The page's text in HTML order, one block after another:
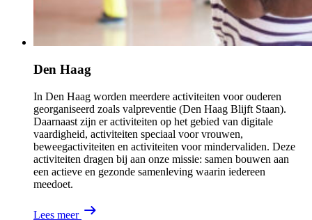
Den Haag
In Den Haag worden meerdere activiteiten voor ouderen
georganiseerd zoals valpreventie (Den Haag Blijft Staan).
Daarnaast zijn er activiteiten op het gebied van digitale
vaardigheid, activiteiten speciaal voor vrouwen,
beweegactiviteiten en activiteiten voor mindervaliden. Deze
activiteiten dragen bij aan onze missie: samen bouwen aan
een actieve en gezonde samenleving waarin iedereen
meedoet.
Lees meer